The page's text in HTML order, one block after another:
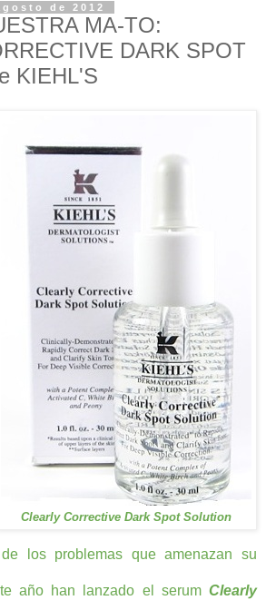
de 2012
MA-TO:
DARK SPOT
KIEHL'S
Clearly Corrective Dark Spot Solution
los problemas que amenazan su
año han lanzado el serum Clearly